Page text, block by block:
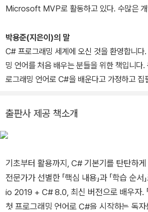
Microsoft MVP로 활동하고 있다. 수많은 개
병행한다. TechDays, WebCamp 등 다양한
커로 활동하며, 여러 권의 책을 집필하고 번
ET과 ASP.NET Korea 커뮤니티에서 운영
박용준(지은이)의 말
C# 프로그래밍 세계에 오신 것을 환영합니
밍 언어를 처음 배우는 분들을 위한 책입니다
로그래밍 언어로 C#을 배운다고 가정하고 집
이 책은 응용 프로그래머를 위한 C# 입문서
웹, 모바일, 데스크톱(Windows Forms,
orms, ASP.NET Core, Unity, Azure
입니다.
따라서 책 전체를 물 흐르듯 볼 수 있도록 입
을 최대한 간결하고 이해하기 쉽게 정리하고,
각과 실습 예제로 직접 실습하며 실력을 향상
출판사 제공 책소개
기초부터 활용까지, C# 기본기를 탄탄하
전문가가 선별한 「핵심 내용」과 「학습 순
io 2019 + C# 8.0, 최신 버전으로 배우자. 『C# 교과서』는 생애
첫 프로그래밍 언어로 C#을 시작하는 독자